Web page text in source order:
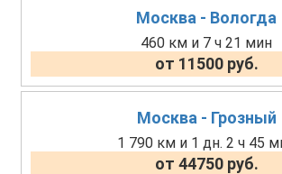
Москва - Вологда
460 км и 7 ч 21 мин
от 11500 руб.
Москва - Грозный
1 790 км и 1 дн. 2 ч 45
от 44750 руб.